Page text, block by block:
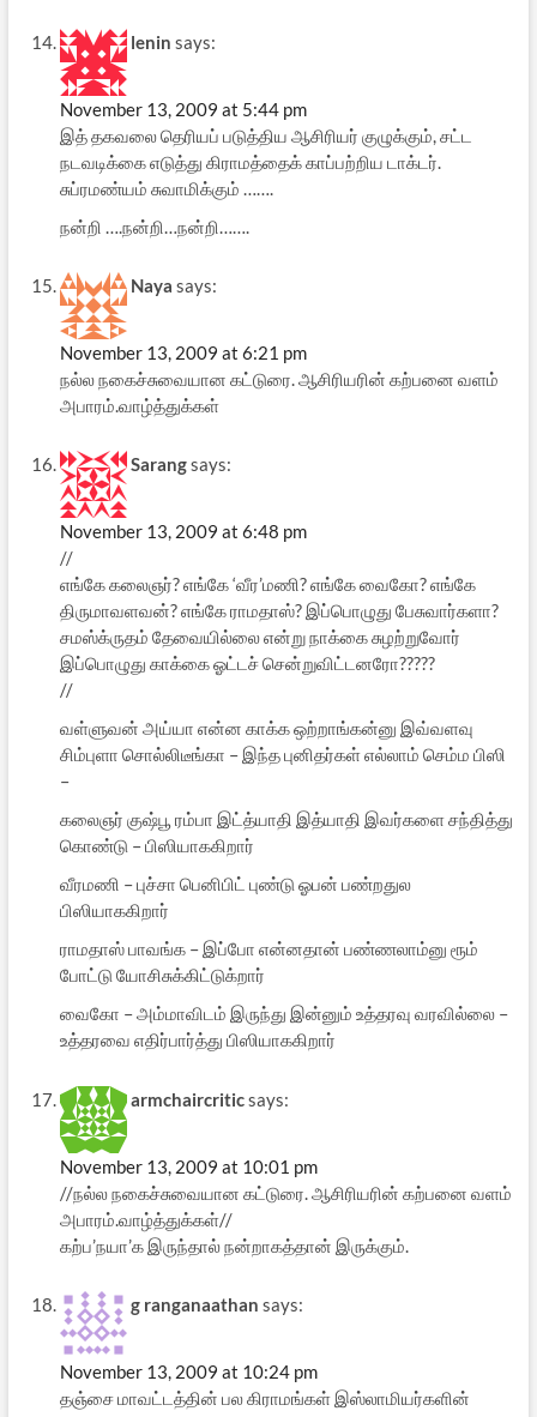
lenin says:
November 13, 2009 at 5:44 pm
இத் தகவலை தெரியப் படுத்திய ஆசிரியர் குழுக்கும், சட்ட
நடவடிக்கை எடுத்து கிராமத்தைக் காப்பற்றிய டாக்டர்.
சுப்ரமண்யம் சுவாமிக்கும் …….
நன்றி ….நன்றி…நன்றி…….
Naya says:
November 13, 2009 at 6:21 pm
நல்ல நகைச்சுவையான கட்டுரை. ஆசிரியரின் கற்பனை வளம்
அபாரம்.வாழ்த்துக்கள்
Sarangsays:
November 13, 2009 at 6:48 pm
//
எங்கே கலைஞர்? எங்கே ‘வீர’மணி? எங்கே வைகோ? எங்கே
திருமாவளவன்? எங்கே ராமதாஸ்? இப்பொழுது பேசுவார்களா?
சமஸ்க்ருதம் தேவையில்லை என்று நாக்கை சுழற்றுவோர்
இப்பொழுது காக்கை ஓட்டச் சென்றுவிட்டனரோ?????
//
வள்ளுவன் அய்யா என்ன காக்க ஒற்றாங்கன்னு இவ்வளவு
சிம்புளா சொல்லிடீங்கா – இந்த புனிதர்கள் எல்லாம் செம்ம பிஸி
–
கலைஞர் குஷ்பூ ரம்பா இட்த்யாதி இத்யாதி இவர்களை சந்தித்து
கொண்டு – பிஸியாககிறார்
வீரமணி – புச்சா பெனிபிட் புண்டு ஓபன் பண்றதுல
பிஸியாககிறார்
ராமதாஸ் பாவங்க – இப்போ என்னதான் பண்ணலாம்னு ரூம்
போட்டு யோசிசுக்கிட்டுக்றார்
வைகோ – அம்மாவிடம் இருந்து இன்னும் உத்தரவு வரவில்லை –
உத்தரவை எதிர்பார்த்து பிஸியாககிறார்
armchaircriticsays:
November 13, 2009 at 10:01 pm
//நல்ல நகைச்சுவையான கட்டுரை. ஆசிரியரின் கற்பனை வளம்
அபாரம்.வாழ்த்துக்கள்//
கற்ப’நயா’க இருந்தால் நன்றாகத்தான் இருக்கும்.
g ranganaathan says:
November 13, 2009 at 10:24 pm
தஞ்சை மாவட்டத்தின் பல கிராமங்கள் இஸ்லாமியர்களின்